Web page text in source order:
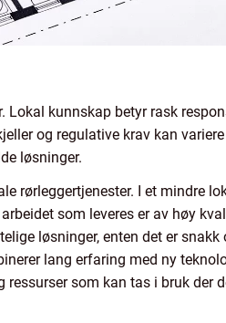
Lokal kunnskap betyr rask
og regulative krav kan
løsninger.
rørleggertjenester. I et mindre
som leveres er av høy
løsninger, enten det er
lang erfaring med ny
som kan tas i bruk der